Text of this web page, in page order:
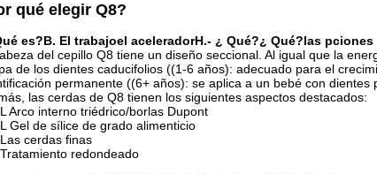
qué elegir Q8?
es?B. El trabajoel aceleradorH.- ¿ Qué?¿ Qué?las pciones
del cepillo Q8 tiene un diseño seccional. Al igual que la
de los dientes caducifolios ((1-6 años): adecuado para el
permanente ((6+ años): se aplica a un bebé con
las cerdas de Q8 tienen los siguientes aspectos destacados:
L Arco interno triédrico/borlas Dupont
L Gel de sílice de grado alimenticio
Las cerdas finas
Tratamiento redondeado